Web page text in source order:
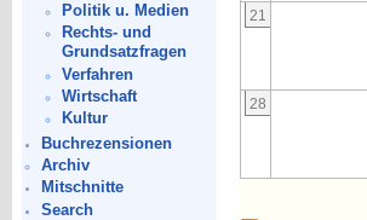
Politik u. Medien
Rechts- und
Grundsatzfragen
Verfahren
Wirtschaft
Kultur
Buchrezensionen
Archiv
Mitschnitte
Search
21
28